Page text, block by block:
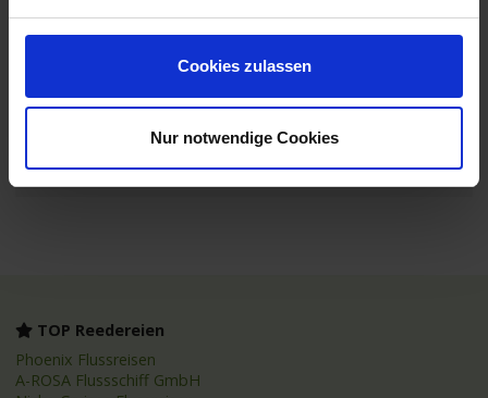
Cookies zulassen
Nur notwendige Cookies
Reisedokumente
Mobilität
TOP Reedereien
Phoenix Flussreisen
A-ROSA Flussschiff GmbH